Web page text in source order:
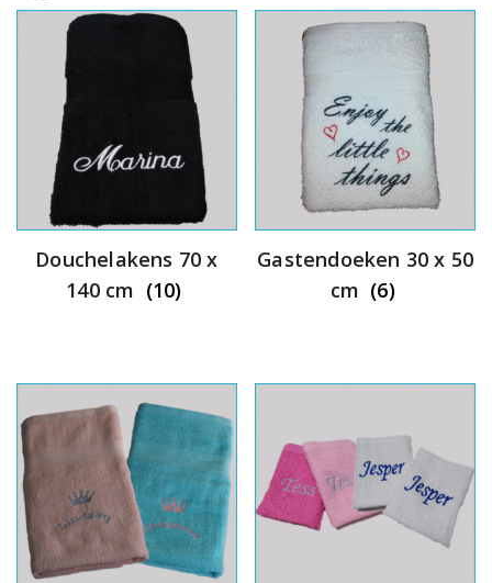
Douchelakens 70 x
140 cm (10)
Gastendoeken 30 x 50
cm (6)